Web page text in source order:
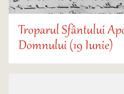
Troparul Sfântului
Domnului (19 Iunie)